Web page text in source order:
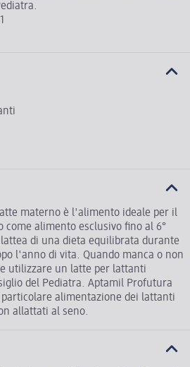
materno è l'alimento ideale per il
come alimento esclusivo fino al 6°
di una dieta equilibrata durante
l'anno di vita. Quando manca o non
utilizzare un latte per lattanti
del Pediatra. Aptamil Profutura
particolare alimentazione dei lattanti
allattati al seno.